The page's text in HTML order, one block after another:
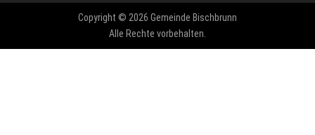
Copyright © 2026 Gemeinde Bischbrunn
Alle Rechte vorbehalten.